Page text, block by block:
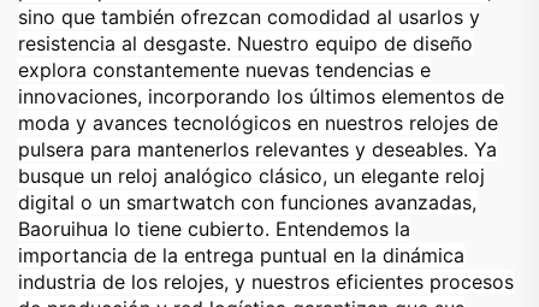
sino que también ofrezcan comodidad al usarlos y
resistencia al desgaste. Nuestro equipo de diseño
explora constantemente nuevas tendencias e
innovaciones, incorporando los últimos elementos de
moda y avances tecnológicos en nuestros relojes de
pulsera para mantenerlos relevantes y deseables. Ya
busque un reloj analógico clásico, un elegante reloj
digital o un smartwatch con funciones avanzadas,
Baoruihua lo tiene cubierto. Entendemos la
importancia de la entrega puntual en la dinámica
industria de los relojes, y nuestros eficientes procesos